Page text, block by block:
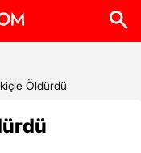
Öldürdü